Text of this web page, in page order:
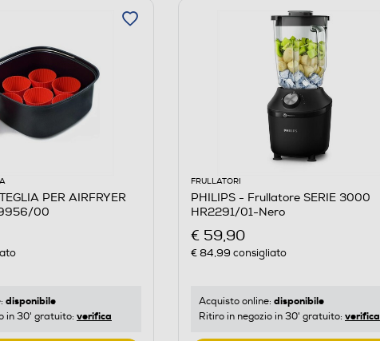
PER AIRFRYER
00
disponibile
in 30' gratuito: verifica
FRULLATORI
PHILIPS - Frullatore SERIE 3000
HR2291/01-Nero
€ 59,90
€ 84,99 consigliato
Acquisto online: disponibile
Ritiro in negozio in 30' gratuito: verifica